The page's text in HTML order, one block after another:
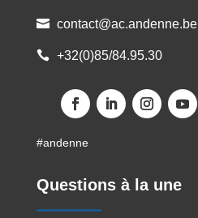
 contact@ac.andenne.be
 +32(0)85/84.95.30
#andenne
Questions à la une